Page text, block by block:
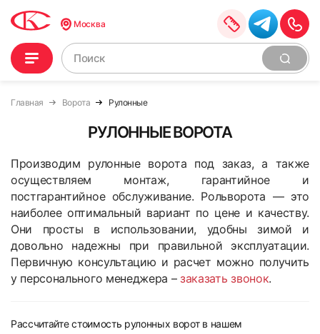
Москва
Главная Ворота Рулонные
РУЛОННЫЕ ВОРОТА
Производим рулонные ворота под заказ, а также
осуществляем монтаж, гарантийное и
постгарантийное обслуживание. Рольворота — это
наиболее оптимальный вариант по цене и качеству.
Они просты в использовании, удобны зимой и
довольно надежны при правильной эксплуатации.
Первичную консультацию и расчет можно получить
у персонального менеджера –заказать звонок.
Рассчитайте стоимость рулонных ворот в нашем